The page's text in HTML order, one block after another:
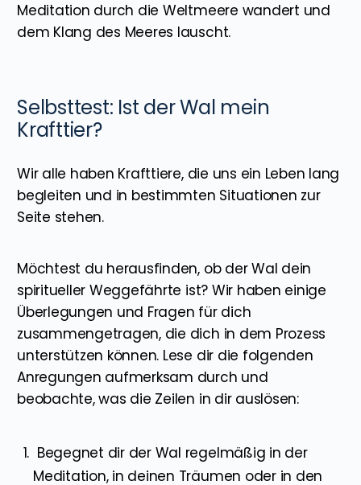
Meditation durch die Weltmeere wandert und
dem Klang des Meeres lauscht.
Selbsttest: Ist der Wal mein
Krafttier?
Wir alle haben Krafttiere, die uns ein Leben lang
begleiten und in bestimmten Situationen zur
Seite stehen.
Möchtest du herausfinden, ob der Wal dein
spiritueller Weggefährte ist? Wir haben einige
Überlegungen und Fragen für dich
zusammengetragen, die dich in dem Prozess
unterstützen können. Lese dir die folgenden
Anregungen aufmerksam durch und
beobachte, was die Zeilen in dir auslösen:
Begegnet dir der Wal regelmäßig in der
Meditation, in deinen Träumen oder in den